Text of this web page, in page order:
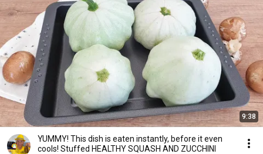
9:38
YUMMY! This dish is eaten instantly, before it even
cools! Stuffed HEALTHY SQUASH AND ZUCCHINI